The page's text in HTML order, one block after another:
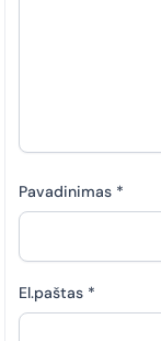
Pavadinimas *
El.paštas *